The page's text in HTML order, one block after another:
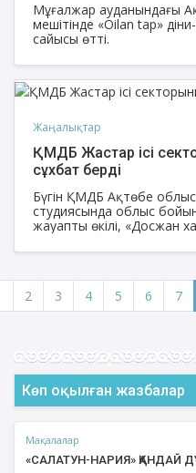
Мұғалжар ауданындағы
мешітінде «Oilan tap»
сайысы өтті.
Жаңалықтар
ҚМДБ Жастар ісі
сұхбат берді
Бүгін ҚМДБ Ақтөбе
студиясында облыс
жауапты өкілі, «Досжан
бағдарламасына сұхбат
2 3 4 5 6 7
Көп оқылған жазбалар
Мақалалар
«САЛАТУН-НАРИЯ» ҚАНДАЙ